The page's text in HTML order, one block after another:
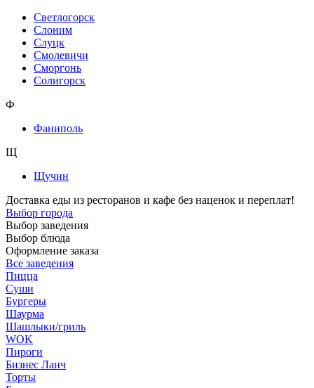
Светлогорск
Слоним
Слуцк
Смолевичи
Сморгонь
Солигорск
Ф
Фаниполь
Щ
Щучин
Доставка еды из ресторанов и кафе без наценок и переплат!
Выбор города
Выбор заведения
Выбор блюда
Оформление заказа
Все заведения
Пицца
Суши
Бургеры
Шаурма
Шашлыки/гриль
WOK
Пироги
Бизнес Ланч
Торты